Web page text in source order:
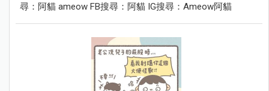
尋：阿貓 ameow FB搜尋：阿貓 IG搜尋：Ameow阿貓